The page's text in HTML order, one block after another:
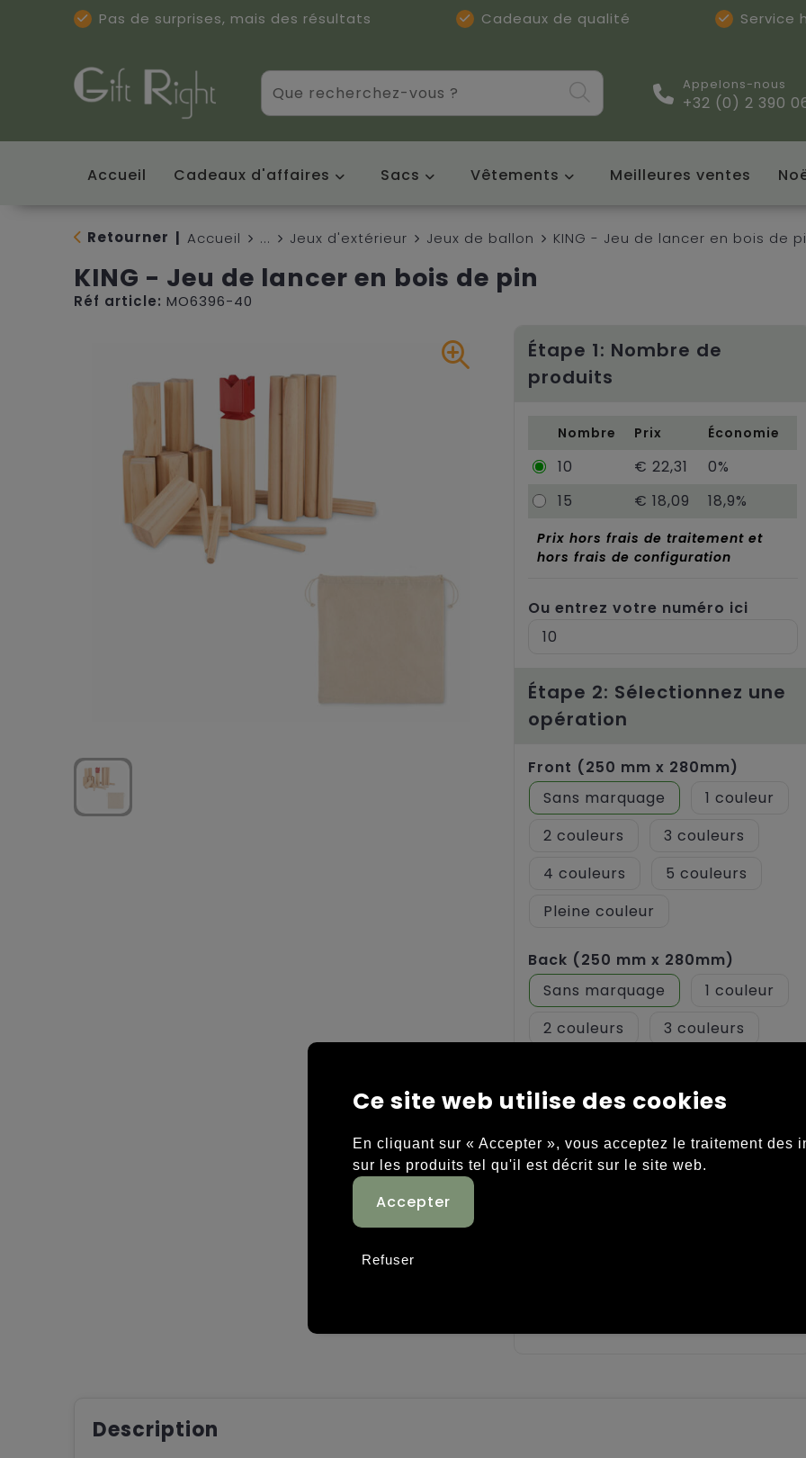
Pas de surprises, mais des résultats Cadeaux de qualité Service
Appelons-nous
+32 (0) 2 390
Accueil Cadeaux d'affaires Sacs Vêtements Meilleures ventes
Retourner Accueil ... Jeux d'extérieur Jeux de ballon KING - Jeu de lancer en bois de
KING - Jeu de lancer en bois de pin
Réf article: MO6396-40
Étape 1: Nombre de
produits
Nombre Prix Économie
10 € 22,31
0%
15
€ 18,09 18,9%
Ou entrez votre numéro ici
Prix hors frais de traitement et
hors frais de configuration
Étape 2: Sélectionnez une
opération
Front (250 mm x 280mm)
Sans marquage
1
2
3
4
5
Pleine couleur
Back (250 mm x 280mm)
Sans marquage
1
2
3
Pleine couleur
Red stick side 1 (150 mm x
35mm)
Description
Ce site web utilise des cookies
En cliquant sur « Accepter », vous acceptez le traitement des
sur les produits tel qu'il est décrit sur le site web.
Refuser